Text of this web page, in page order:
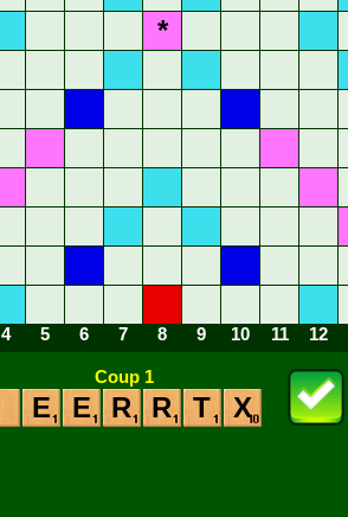
*
4 5 6 7 8 9 10 11 12
Coup 1
E E R R T X